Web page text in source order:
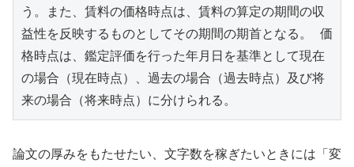
う。また、賃料の価格時点は、賃料の算定の期間の収
益性を反映するものとしてその期間の期首となる。 価
格時点は、鑑定評価を行った年月日を基準として現在
の場合（現在時点）、過去の場合（過去時点）及び将
来の場合（将来時点）に分けられる。
論文の厚みをもたせたい、文字数を稼ぎたいときには「変